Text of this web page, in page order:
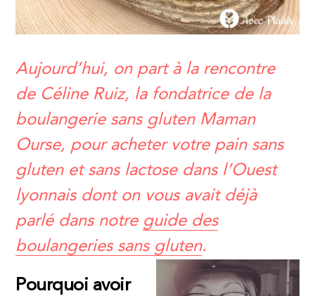
Aujourd’hui, on part à la rencontre
de Céline Ruiz, la fondatrice de la
boulangerie sans gluten Maman
Ourse, pour acheter votre pain sans
gluten et sans lactose dans l’Ouest
lyonnais dont on vous avait déjà
parlé dans notre guide des
boulangeries sans gluten.
Pourquoi avoir